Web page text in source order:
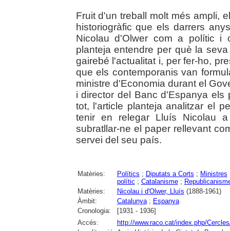
Fruit d'un treball molt més ampli,
historiogràfic que els darrers
Nicolau d'Olwer com a polític i
planteja entendre per què la
gairebé l'actualitat i, per fer-ho,
que els contemporanis van
ministre d'Economia durant el
i director del Banc d'Espanya els
tot, l'article planteja analitzar el
tenir en relegar Lluís Nicolau
subratllar-ne el paper rellevant
servei del seu país.
Matèries: Polítics ; Diputats a Corts ; Ministres
polític ; Catalanisme;
Matèries:
Nicolau i d'Olwer, Lluís (1888-1961)
Àmbit:
Catalunya; Espanya
Cronologia:
[1931 - 1936]
Accés:
http://www.raco.cat/index.php/